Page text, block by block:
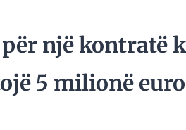
një kontratë
5 milionë